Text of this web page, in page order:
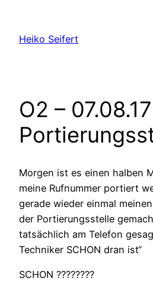
springen
Heiko Seifert
O2 –
Morgen ist es einen halben
meine Rufnummer portiert
gerade wieder einmal
der Portierungsstelle
tatsächlich am Telefon
Techniker SCHON dran ist“
SCHON ????????